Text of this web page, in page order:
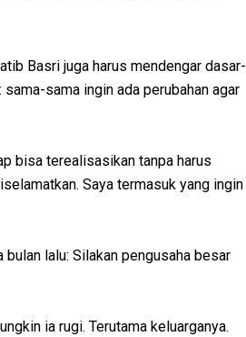
Basri juga harus mendengar dasar-
sama ingin ada perubahan agar
bisa terealisasikan tanpa harus
Saya termasuk yang ingin
lalu: Silakan pengusaha besar
ia rugi. Terutama keluarganya.